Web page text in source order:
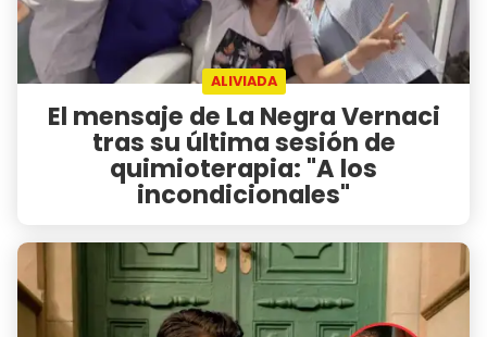
ALIVIADA
El mensaje de La Negra Vernaci
tras su última sesión de
quimioterapia: "A los
incondicionales"